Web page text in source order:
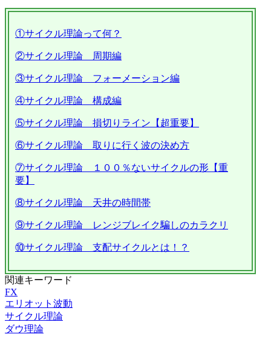
①サイクル理論って何？
②サイクル理論 周期編
③サイクル理論 フォーメーション編
④サイクル理論 構成編
⑤サイクル理論 損切りライン【超重要】
⑥サイクル理論 取りに行く波の決め方
⑦サイクル理論 １００％ないサイクルの形【重
要】
⑧サイクル理論 天井の時間帯
⑨サイクル理論 レンジブレイク騙しのカラクリ
⑩サイクル理論 支配サイクルとは！？
関連キーワード
FX
エリオット波動
サイクル理論
ダウ理論